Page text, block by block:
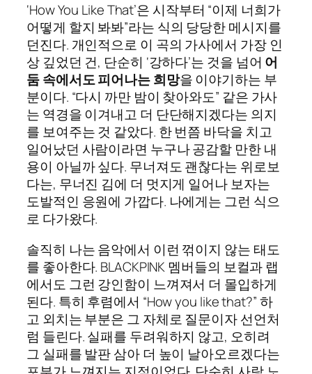
‘How You Like That’은 시작부터 “이제 너희가
어떻게 할지 봐봐”라는 식의 당당한 메시지를
던진다. 개인적으로 이 곡의 가사에서 가장 인
상 깊었던 건, 단순히 ‘강하다’는 것을 넘어 어
둠 속에서도 피어나는 희망을 이야기하는 부
분이다. “다시 까만 밤이 찾아와도” 같은 가사
는 역경을 이겨내고 더 단단해지겠다는 의지
를 보여주는 것 같았다. 한 번쯤 바닥을 치고
일어났던 사람이라면 누구나 공감할 만한 내
용이 아닐까 싶다. 무너져도 괜찮다는 위로보
다는, 무너진 김에 더 멋지게 일어나 보자는
도발적인 응원에 가깝다. 나에게는 그런 식으
로 다가왔다.
솔직히 나는 음악에서 이런 꺾이지 않는 태도
를 좋아한다. BLACKPINK 멤버들의 보컬과 랩
에서도 그런 강인함이 느껴져서 더 몰입하게
된다. 특히 후렴에서 “How you like that?” 하
고 외치는 부분은 그 자체로 질문이자 선언처
럼 들린다. 실패를 두려워하지 않고, 오히려
그 실패를 발판 삼아 더 높이 날아오르겠다는